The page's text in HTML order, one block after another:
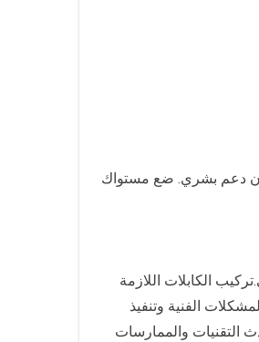
دعم بشري. ضع مستواك
الكابلات اللازمة
الفنية وتنفيذ
التقنيات والممارسات